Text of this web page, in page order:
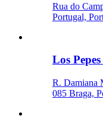
Rua do
Portugal,
Los
R. Damiana
085 Braga,